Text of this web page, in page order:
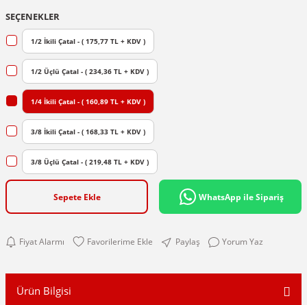
SEÇENEKLER
1/2 İkili Çatal - ( 175,77 TL + KDV )
1/2 Üçlü Çatal - ( 234,36 TL + KDV )
1/4 İkili Çatal - ( 160,89 TL + KDV )
3/8 İkili Çatal - ( 168,33 TL + KDV )
3/8 Üçlü Çatal - ( 219,48 TL + KDV )
Sepete Ekle WhatsApp ile Sipariş
Fiyat Alarmı Paylaş Yorum Yaz
Ürün Bilgisi